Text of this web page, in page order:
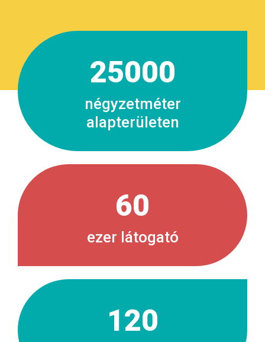
25000
négyzetméter
alapterületen
60
ezer látogató
120